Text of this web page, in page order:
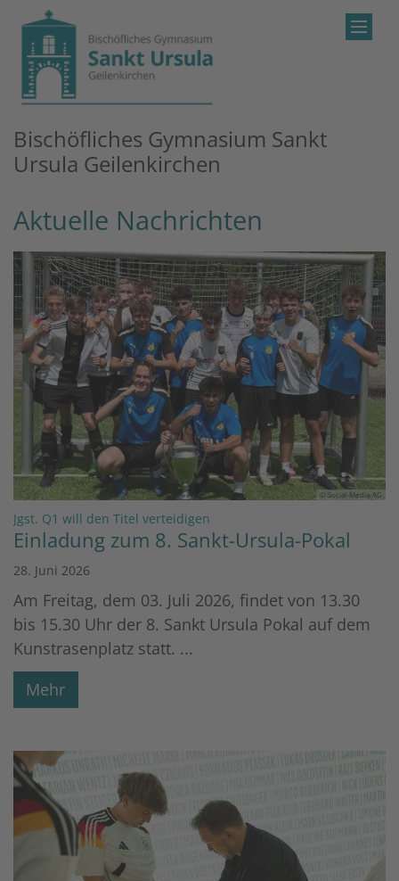
Zum Inhalt springen
Bischöfliches Gymnasium Sankt
Ursula Geilenkirchen
Aktuelle Nachrichten
© Social-Media-AG
Jgst. Q1 will den Titel verteidigen
Einladung zum 8. Sankt-Ursula-Pokal
28. Juni 2026
Am Freitag, dem 03. Juli 2026, findet von 13.30
bis 15.30 Uhr der 8. Sankt Ursula Pokal auf dem
Kunstrasenplatz statt. ...
Mehr